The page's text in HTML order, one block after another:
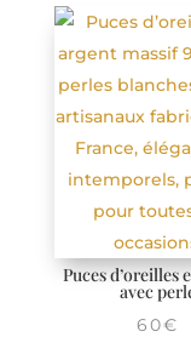
Puces d’oreilles
avec
60€